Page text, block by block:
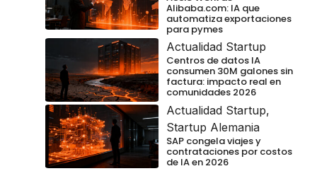
Alibaba.com: IA que
automatiza exportaciones
para pymes
Actualidad Startup
Centros de datos IA
consumen 30M galones sin
factura: impacto real en
comunidades 2026
Actualidad Startup,
Startup Alemania
SAP congela viajes y
contrataciones por costos
de IA en 2026